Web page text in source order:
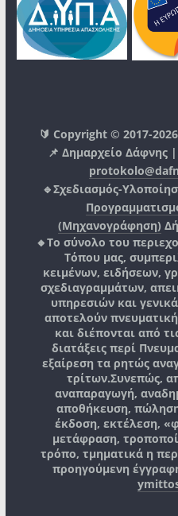
🔰 Copyright © 2017-
📌 Δημαρχείο Δάφνης
🔹Σχεδιασμός-
(Μηχανογράφηση)
🔸Το σύνολο του
Τόπου μας,
κειμένων, ειδήσεων,
σχεδιαγραμμάτων,
υπηρεσιών και
αποτελούν
και διέπονται από
διατάξεις περί
εξαίρεση τα ρητώς
τρίτων.Συνεπώς,
αναπαραγωγή,
αποθήκευση,
έκδοση, εκτέλεση,
μετάφραση,
τρόπο, τμηματικά η
προηγούμενη